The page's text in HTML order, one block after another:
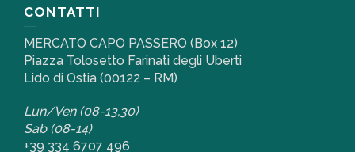
CONTATTI
MERCATO CAPO PASSERO (Box 12)
Piazza Tolosetto Farinati degli Uberti
Lido di Ostia (00122 – RM)
Lun/Ven (08-13,30)
Sab (08-14)
+39 334 6707 496